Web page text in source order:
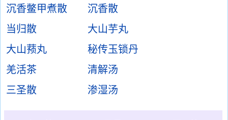
沉香鳖甲煮散
沉香散
当归散
大山芋丸
大山蓣丸
秘传玉锁丹
羌活茶
清解汤
三圣散
渗湿汤